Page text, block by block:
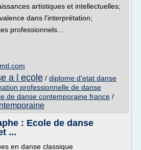
artistiques et intellectuelles;
dans l'interprétation;
professionnels...
a l ecole / diplome d'etat danse
professionnelle de danse
de danse contemporaine france /
: Ecole de danse
...
en danse classique